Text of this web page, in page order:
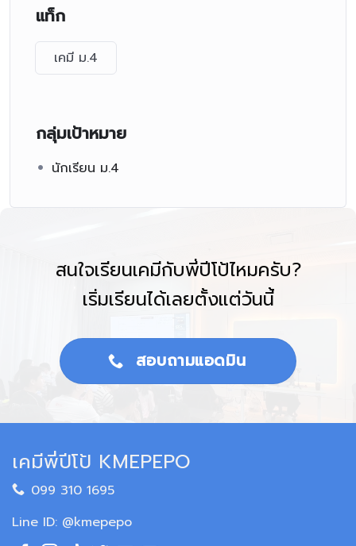
แท็ก
เคมี ม.4
กลุ่มเป้าหมาย
นักเรียน ม.4
สนใจเรียนเคมีกับพี่ปีโป้ไหมครับ?
เริ่มเรียนได้เลยตั้งแต่วันนี้
สอบถามแอดมิน
เคมีพี่ปีโป้ KMEPEPO
099 310 1695
Line ID: @kmepepo